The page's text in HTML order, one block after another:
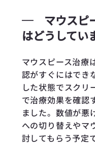
─ マウスピ
はどうしてい
マウスピース治療
認がすぐにはでき
した状態でスクリ
で治療効果を確認
ました。数値が悪
への切り替えやマ
討してもらう予定